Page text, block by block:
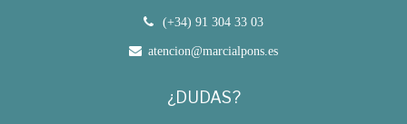
(+34) 91 304 33 03
atencion@marcialpons.es
¿DUDAS?